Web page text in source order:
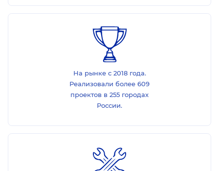
На рынке с 2018 года.
Реализовали более 609
проектов в 255 городах
России.